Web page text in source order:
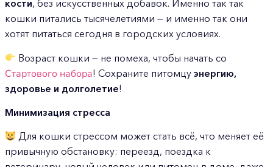
кости, без искусственных добавок. Именно так так
кошки питались тысячелетиями — и именно так они
хотят питаться сегодня в городских условиях.
Возраст кошки — не помеха, чтобы начать со
Стартового набора! Сохраните питомцу энергию,
здоровье и долголетие!
Минимизация стресса
Для кошки стрессом может стать всё, что меняет её
привычную обстановку: переезд, поездка к